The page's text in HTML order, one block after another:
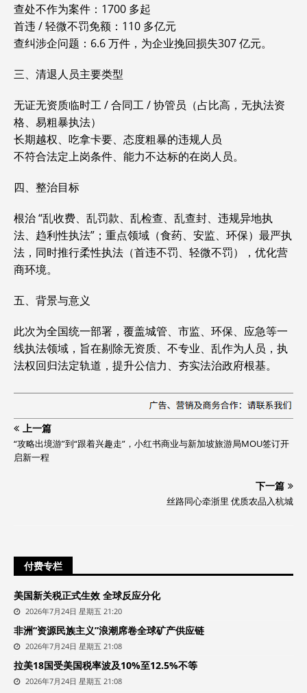
查处不作为案件：1700 多起
首违 / 轻微不罚免额：110 多亿元
查纠涉企问题：6.6 万件，为企业挽回损失307 亿元。
三、清退人员主要类型
无证无资质临时工 / 合同工 / 协管员（占比高，无执法资
格、易粗暴执法）
长期越权、吃拿卡要、态度粗暴的违规人员
不符合法定上岗条件、能力不达标的在岗人员。
四、整治目标
根治 “乱收费、乱罚款、乱检查、乱查封、违规异地执
法、趋利性执法”；重点领域（食药、安监、环保）最严执
法，同时推行柔性执法（首违不罚、轻微不罚），优化营
商环境。
五、背景与意义
此次为全国统一部署，覆盖城管、市监、环保、应急等一
线执法领域，旨在剔除无资质、不专业、乱作为人员，执
法权回归法定轨道，提升公信力、夯实法治政府根基。
上一篇
“攻略出境游”到“跟着兴趣走”，小红书商业与新加坡旅游局MOU签订开
启新一程
下一篇
丝路同心牵浙里 优质农品入杭城
付费专栏
美国新关税正式生效 全球反应分化
2026年7月24日 星期五 21:20
非洲“资源民族主义”浪潮席卷全球矿产供应链
2026年7月24日 星期五 21:08
拉美18国受美国税率波及10%至12.5%不等
2026年7月24日 星期五 21:08